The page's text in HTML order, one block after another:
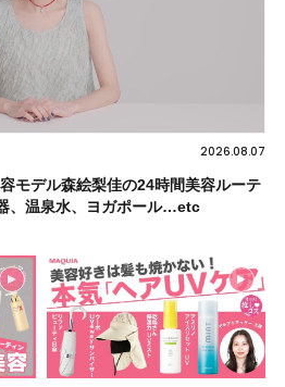
2026.08.07
モデル森絵梨佳の24時間美容ルーテ
、温泉水、ヨガポール…etc